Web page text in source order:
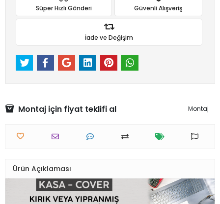
Süper Hızlı Gönderi Güvenli Alışveriş
İade ve Değişim
Montaj için fiyat teklifi al Montaj
Ürün Açıklaması